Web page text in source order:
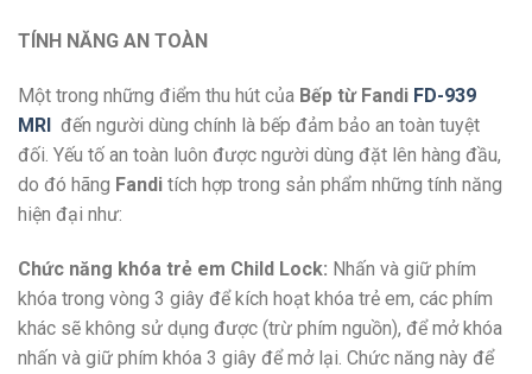
TÍNH NĂNG AN TOÀN
Một trong những điểm thu hút của Bếp từ Fandi FD-939
MRI đến người dùng chính là bếp đảm bảo an toàn tuyệt
đối. Yếu tố an toàn luôn được người dùng đặt lên hàng đầu,
do đó hãng Fandi tích hợp trong sản phẩm những tính năng
hiện đại như:
Chức năng khóa trẻ em Child Lock: Nhấn và giữ phím
khóa trong vòng 3 giây để kích hoạt khóa trẻ em, các phím
khác sẽ không sử dụng được (trừ phím nguồn), để mở khóa
nhấn và giữ phím khóa 3 giây để mở lại. Chức năng này để